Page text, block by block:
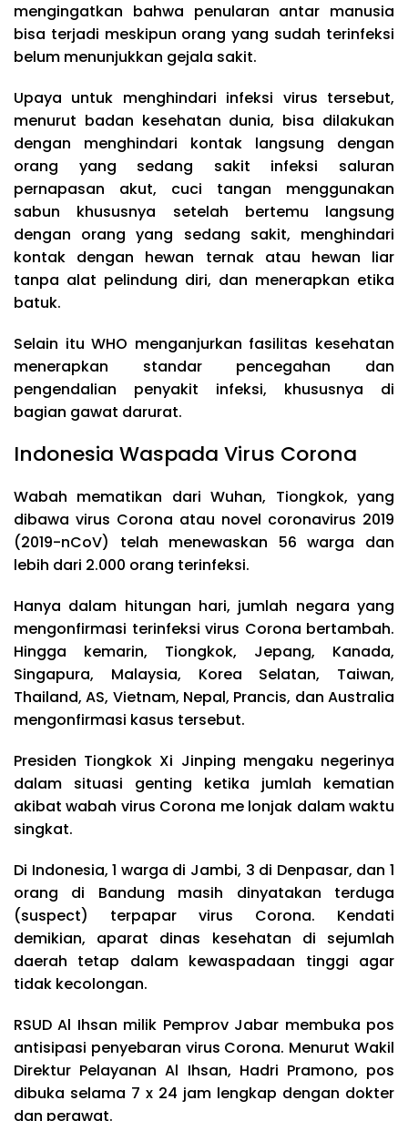
mengingatkan bahwa penularan antar manusia
bisa terjadi meskipun orang yang sudah terinfeksi
belum menunjukkan gejala sakit.
Upaya untuk menghindari infeksi virus tersebut,
menurut badan kesehatan dunia, bisa dilakukan
dengan menghindari kontak langsung dengan
orang yang sedang sakit infeksi saluran
pernapasan akut, cuci tangan menggunakan
sabun khususnya setelah bertemu langsung
dengan orang yang sedang sakit, menghindari
kontak dengan hewan ternak atau hewan liar
tanpa alat pelindung diri, dan menerapkan etika
batuk.
Selain itu WHO menganjurkan fasilitas kesehatan
menerapkan standar pencegahan dan
pengendalian penyakit infeksi, khususnya di
bagian gawat darurat.
Indonesia Waspada Virus Corona
Wabah mematikan dari Wuhan, Tiongkok, yang
dibawa virus Corona atau novel coronavirus 2019
(2019-nCoV) telah menewaskan 56 warga dan
lebih dari 2.000 orang terinfeksi.
Hanya dalam hitungan hari, jumlah negara yang
mengonfirmasi terinfeksi virus Corona bertambah.
Hingga kemarin, Tiongkok, Jepang, Kanada,
Singapura, Malaysia, Korea Selatan, Taiwan,
Thailand, AS, Vietnam, Nepal, Prancis, dan Australia
mengonfirmasi kasus tersebut.
Presiden Tiongkok Xi Jinping mengaku negerinya
dalam situasi genting ketika jumlah kematian
akibat wabah virus Corona me lonjak dalam waktu
singkat.
Di Indonesia, 1 warga di Jambi, 3 di Denpasar, dan 1
orang di Bandung masih dinyatakan terduga
(suspect) terpapar virus Corona. Kendati
demikian, aparat dinas kesehatan di sejumlah
daerah tetap dalam kewaspadaan tinggi agar
tidak kecolongan.
RSUD Al Ihsan milik Pemprov Jabar membuka pos
antisipasi penyebaran virus Corona. Menurut Wakil
Direktur Pelayanan Al Ihsan, Hadri Pramono, pos
dibuka selama 7 x 24 jam lengkap dengan dokter
dan perawat.